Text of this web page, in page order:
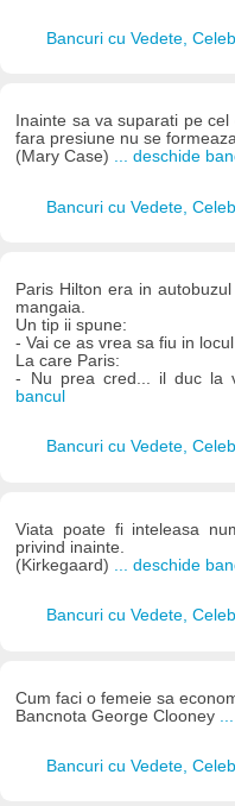
Bancuri cu Vedete,
Inainte sa va suparati pe
fara presiune nu se
(Mary Case) ... deschide
Bancuri cu Vedete,
Paris Hilton era in
mangaia.
Un tip ii spune:
- Vai ce as vrea sa fiu in
La care Paris:
- Nu prea cred... il duc la
bancul
Bancuri cu Vedete,
Viata poate fi inteleasa
privind inainte.
(Kirkegaard)
... deschide
Bancuri cu Vedete,
Cum faci o femeie sa
Bancnota George Clooney
Bancuri cu Vedete,